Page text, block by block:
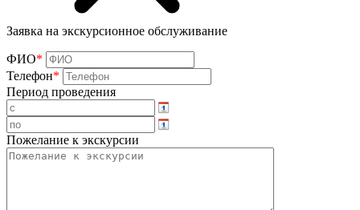
Заявка на экскурсионное обслуживание
ФИО*
Телефон*
Период проведения
Пожелание к экскурсии